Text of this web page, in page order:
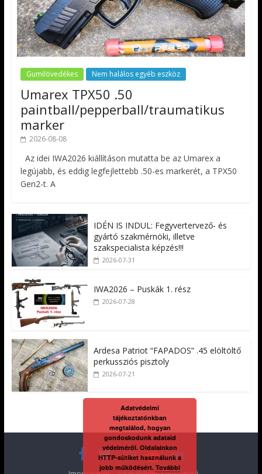
Gumilövedékes Nem halálos egyéb eszköz
Umarex TPX50 .50
paintball/pepperball/traumatikus
marker
2026-08-08
Az idei IWA2026 kiállításon mutatta be az Umarex a
legújabb, és eddig legfejlettebb .50-es markerét, a TPX50
Gen2-t. A
IDÉN IS INDUL: Fegyvertervező- és
gyártó szakmérnöki, illetve
szakspecialista képzés!!!
2026-07-31
IWA2026 – Puskák 1. rész
2026-07-28
Ardesa Patriot “FAPADOS” .45 elöltöltő
perkussziós pisztoly
2026-07-21
Adatvédelmi
tájékoztatónkban
megtalálod, hogyan
gondoskodunk adataid
védelméről. Oldalainkon
HTTP-sütiket használunk a
jobb működésért. További